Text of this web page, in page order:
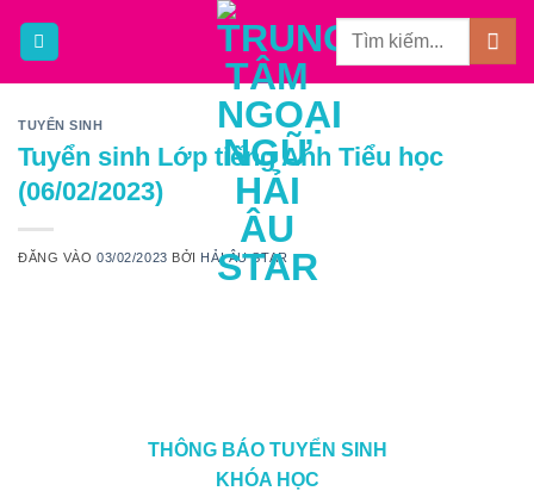
TUYỂN SINH
Tuyển sinh Lớp tiếng Anh Tiểu học
(06/02/2023)
ĐĂNG VÀO03/02/2023 BỞI HẢI ÂU STAR
THÔNG BÁO TUYỂN SINH
KHÓA HỌC